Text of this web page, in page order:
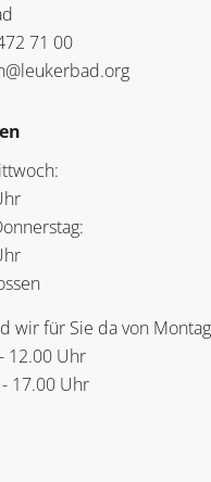
71 00
wir für Sie da von
12.00 Uhr
17.00 Uhr